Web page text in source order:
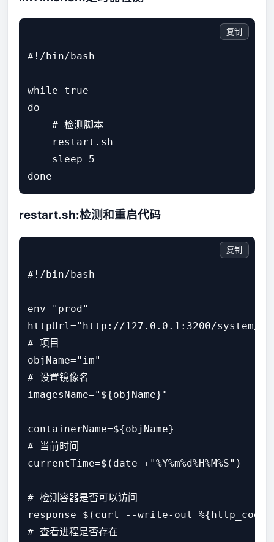
#!/bin/bash
while true
do
    # 检测脚本
    restart.sh
    sleep 5
复制
restart.sh:检测和重启代码
#!/bin/bash
env="prod"
httpUrl="http://127.0.0.1:3200/system/
# 项目
objName="im"
# 设置镜像名
imagesName="${objName}"
containerName=${objName}
# 当前时间
currentTime=$(date +"%Y%m%d%H%M%S")
# 检测容器是否可以访问
response=$(curl --write-out
# 查看进程是否存在
复制